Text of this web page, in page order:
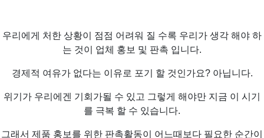
우리에게 처한 상황이 점점 어려워 질 수록 우리가 생각 해야 하
는 것이 업체 홍보 및 판촉 입니다.
경제적 여유가 없다는 이유로 포기 할 것인가요? 아닙니다.
위기가 우리에겐 기회가될 수 있고 그렇게 해야만 지금 이 시기
를 극복 할 수 있습니다.
그래서 제품 홍보를 위한 판촉활동이 어느때보다 필요한 순간이